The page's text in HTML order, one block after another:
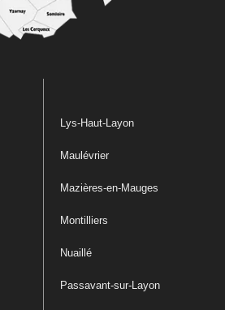
Lys-Haut-Layon
Maulévrier
Mazières-en-Mauges
Montilliers
Nuaillé
Passavant-sur-Layon